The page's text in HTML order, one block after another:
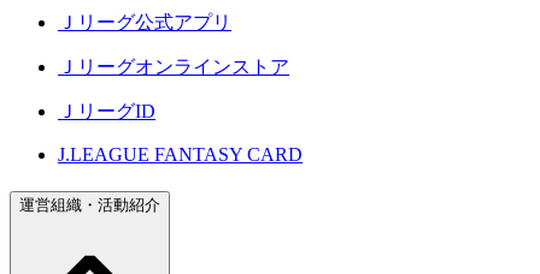
Ｊリーグ公式アプリ
Ｊリーグオンラインストア
ＪリーグID
J.LEAGUE FANTASY CARD
運営組織・活動紹介